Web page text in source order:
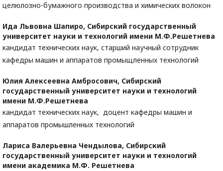
целюлозно-бумажного производства и химических волокон
Ида Львовна Шапиро, Сибирский государственный
университет науки и технологий имени М.Ф.Решетнева
кандидат технических наук, старший научный сотрудник
кафедры машин и аппаратов промыщленных технологий
Юлия Алексеевна Амбросович, Сибирский
государственный университет науки и технологий
имени М.Ф.Решетнева
кандидат технических наук, доцент кафедры машин и
аппаратов промышленных технологий
Лариса Валерьевна Чендылова, Сибирский
государственный университет науки и технологий
имени академика М.Ф. Решетнева